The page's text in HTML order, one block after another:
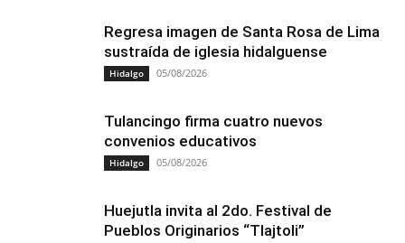
Regresa imagen de Santa Rosa de Lima
sustraída de iglesia hidalguense
Hidalgo 05/08/2026
Tulancingo firma cuatro nuevos
convenios educativos
Hidalgo 05/08/2026
Huejutla invita al 2do. Festival de
Pueblos Originarios “Tlajtoli”